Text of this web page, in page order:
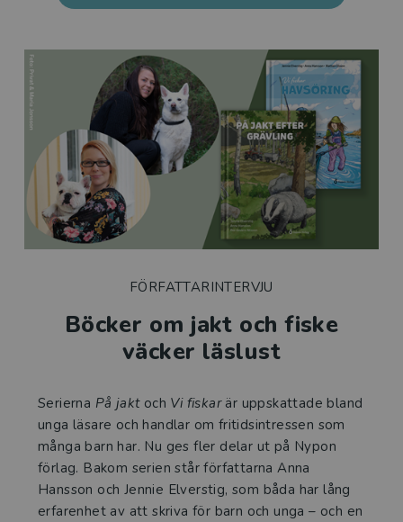
FÖRFATTARINTERVJU
Böcker om jakt och fiske
väcker läslust
Serierna På jakt och Vi fiskar är uppskattade bland
unga läsare och handlar om fritidsintressen som
många barn har. Nu ges fler delar ut på Nypon
förlag. Bakom serien står författarna Anna
Hansson och Jennie Elverstig, som båda har lång
erfarenhet av att skriva för barn och unga – och en